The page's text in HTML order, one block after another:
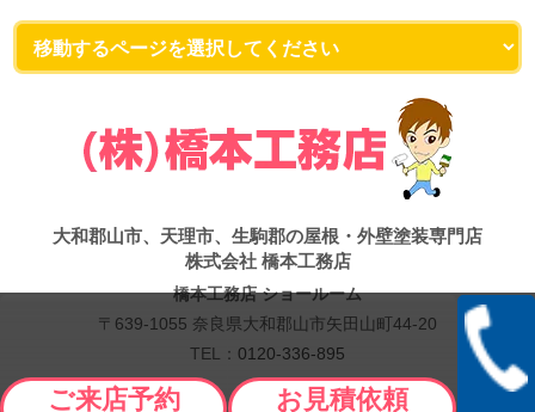
大和郡山市、天理市、生駒郡の屋根・外壁塗装専門店
株式会社 橋本工務店
橋本工務店 ショールーム
〒639-1055 奈良県大和郡山市矢田山町44-20
TEL： 0120-336-895
Copyright © 2026 橋本工務店. All Rights Reserved.
ご来店予約 お見積依頼